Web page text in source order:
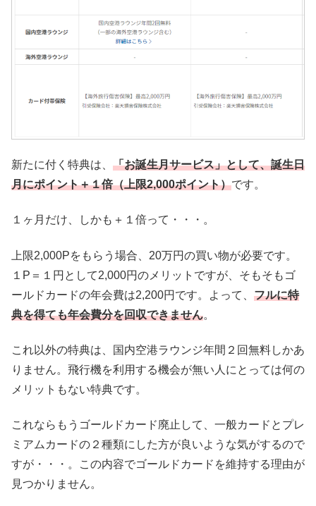
新たに付く特典は、 「お誕生月サービス」として、誕生日
月にポイント＋１倍（上限2,000ポイント）です。
１ヶ月だけ、しかも＋１倍って・・・。
上限2,000Pをもらう場合、20万円の買い物が必要です。
１P＝１円として2,000円のメリットですが、そもそもゴ
ールドカードの年会費は2,200円です。よって、 フルに特
典を得ても年会費分を回収できません。
これ以外の特典は、国内空港ラウンジ年間２回無料しかあ
りません。飛行機を利用する機会が無い人にとっては何の
メリットもない特典です。
これならもうゴールドカード廃止して、一般カードとプレ
ミアムカードの２種類にした方が良いような気がするので
すが・・・。この内容でゴールドカードを維持する理由が
見つかりません。